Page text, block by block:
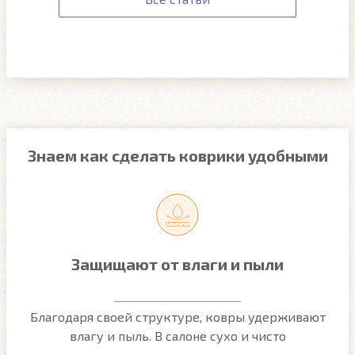
Знаем как сделать коврики удобными
Защищают от влаги и пыли
Благодаря своей структуре, ковры удерживают
влагу и пыль. В салоне сухо и чисто